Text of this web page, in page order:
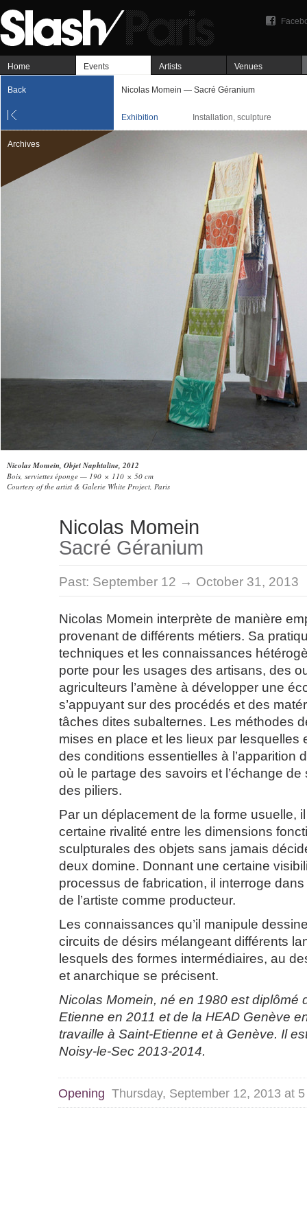
Home Events Artists Venues
Back Nicolas Momein — Sacré Géranium
Exhibition Installation, sculpture
Archives
Nicolas Momein, Objet Naphtaline, 2012
Bois, serviettes éponge — 190 × 110 × 50 cm
Courtesy of the artist & Galerie White Project, Paris
Nicolas Momein
Sacré Géranium
Past: September 12 → October 31, 2013
Nicolas Momein interprète de manière
provenant de différents métiers. Sa
techniques et les connaissances
porte pour les usages des artisans, des
agriculteurs l’amène à développer une
s’appuyant sur des procédés et des
tâches dites subalternes. Les méthodes
mises en place et les lieux par lesquelles
des conditions essentielles à l’apparition
où le partage des savoirs et l’échange
des piliers.
Par un déplacement de la forme usuelle,
certaine rivalité entre les dimensions
sculpturales des objets sans jamais
deux domine. Donnant une certaine
processus de fabrication, il interroge
de l’artiste comme producteur.
Les connaissances qu’il manipule
circuits de désirs mélangeant différents
lesquels des formes intermédiaires, au
et anarchique se précisent.
Nicolas Momein, né en 1980 est diplômé
Etienne en 2011 et de la HEAD Genève
travaille à Saint-Etienne et à Genève. Il
Noisy-le-Sec 2013-2014.
Opening Thursday, September 12, 2013 at